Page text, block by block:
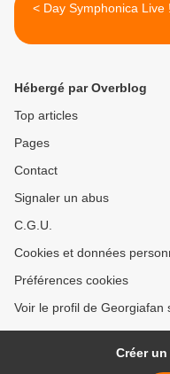
< Day Symphonica Live
Hébergé par Overblog
Top articles
Pages
Contact
Signaler un abus
C.G.U.
Cookies et données
Préférences cookies
Voir le profil de Georgiafan
Créer